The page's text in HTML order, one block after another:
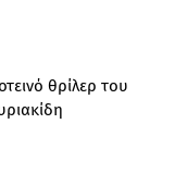
θρίλερ του